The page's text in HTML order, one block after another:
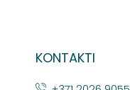
KONTAKTI